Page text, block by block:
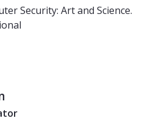
Security: Art and Science.